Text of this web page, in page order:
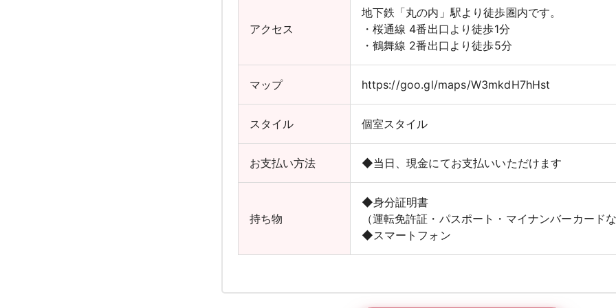
アクセス
地下鉄「丸の内」駅より徒歩圏内です。
・桜通線 4番出口より徒歩1分
・鶴舞線 2番出口より徒歩5分
マップ https://goo.gl/maps/W3mkdH7hHst
スタイル 個室スタイル
お支払い方法 ◆当日、現金にてお支払いいただけます
持ち物
◆身分証明書
（運転免許証・パスポート・マイナンバーカード
◆スマートフォン